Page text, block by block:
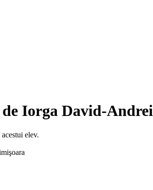
Iorga David-Andrei
elev.